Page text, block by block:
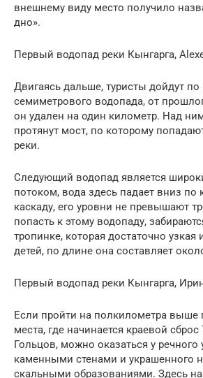
внешнему виду место получило
дно».
Первый водопад реки Кынгарга,
Двигаясь дальше, туристы дойдут
семиметрового водопада, от
он удален на один километр. Над
протянут мост, по которому
реки.
Следующий водопад является
потоком, вода здесь падает вниз по
каскаду, его уровни не превышают
попасть к этому водопаду,
тропинке, которая достаточно узкая
детей, по длине она составляет
Первый водопад реки Кынгарга,
Если пройти на полкилометра выше
места, где начинается краевой сброс
Гольцов, можно оказаться у речного
каменными стенами и украшенного
скальными образованиями. Здесь